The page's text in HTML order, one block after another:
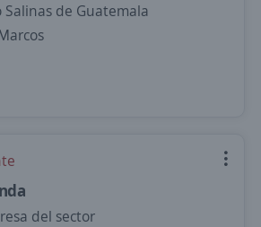
Salinas de Guatemala
del sector